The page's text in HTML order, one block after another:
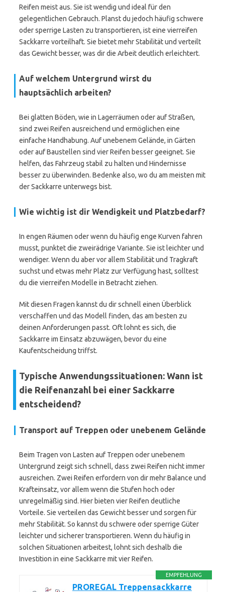
Reifen meist aus. Sie ist wendig und ideal für den
gelegentlichen Gebrauch. Planst du jedoch häufig schwere
oder sperrige Lasten zu transportieren, ist eine vierreifen
Sackkarre vorteilhaft. Sie bietet mehr Stabilität und verteilt
das Gewicht besser, was dir die Arbeit deutlich erleichtert.
Auf welchem Untergrund wirst du
hauptsächlich arbeiten?
Bei glatten Böden, wie in Lagerräumen oder auf Straßen,
sind zwei Reifen ausreichend und ermöglichen eine
einfache Handhabung. Auf unebenem Gelände, in Gärten
oder auf Baustellen sind vier Reifen besser geeignet. Sie
helfen, das Fahrzeug stabil zu halten und Hindernisse
besser zu überwinden. Bedenke also, wo du am meisten mit
der Sackkarre unterwegs bist.
Wie wichtig ist dir Wendigkeit und Platzbedarf?
In engen Räumen oder wenn du häufig enge Kurven fahren
musst, punktet die zweirädrige Variante. Sie ist leichter und
wendiger. Wenn du aber vor allem Stabilität und Tragkraft
suchst und etwas mehr Platz zur Verfügung hast, solltest
du die vierreifen Modelle in Betracht ziehen.
Mit diesen Fragen kannst du dir schnell einen Überblick
verschaffen und das Modell finden, das am besten zu
deinen Anforderungen passt. Oft lohnt es sich, die
Sackkarre im Einsatz abzuwägen, bevor du eine
Kaufentscheidung triffst.
Typische Anwendungssituationen: Wann ist
die Reifenanzahl bei einer Sackkarre
entscheidend?
Transport auf Treppen oder unebenem Gelände
Beim Tragen von Lasten auf Treppen oder unebenem
Untergrund zeigt sich schnell, dass zwei Reifen nicht immer
ausreichen. Zwei Reifen erfordern von dir mehr Balance und
Krafteinsatz, vor allem wenn die Stufen hoch oder
unregelmäßig sind. Hier bieten vier Reifen deutliche
Vorteile. Sie verteilen das Gewicht besser und sorgen für
mehr Stabilität. So kannst du schwere oder sperrige Güter
leichter und sicherer transportieren. Wenn du häufig in
solchen Situationen arbeitest, lohnt sich deshalb die
Investition in eine Sackkarre mit vier Reifen.
EMPFEHLUNG
PROREGAL Treppensackkarre